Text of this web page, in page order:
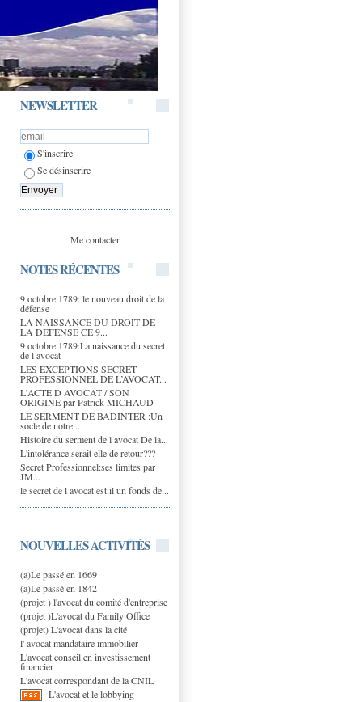
NEWSLETTER
S'inscrire
Se désinscrire
Me contacter
NOTES RÉCENTES
9 octobre 1789: le nouveau droit de la
défense
LA NAISSANCE DU DROIT DE
LA DEFENSE CE 9...
9 octobre 1789:La naissance du secret
de l avocat
LES EXCEPTIONS SECRET
PROFESSIONNEL DE L’AVOCAT...
L'ACTE D AVOCAT / SON
ORIGINE par Patrick MICHAUD
LE SERMENT DE BADINTER :Un
socle de notre...
Histoire du serment de l avocat De la...
L'intolérance serait elle de retour???
Secret Professionnel:ses limites par
JM...
le secret de l avocat est il un fonds de...
NOUVELLES ACTIVITÉS
(a)Le passé en 1669
(a)Le passé en 1842
(projet ) l'avocat du comité d'entreprise
(projet )L'avocat du Family Office
(projet) L'avocat dans la cité
l' avocat mandataire immobilier
L'avocat conseil en investissement
financier
L'avocat correspondant de la CNIL
L'avocat et le lobbying